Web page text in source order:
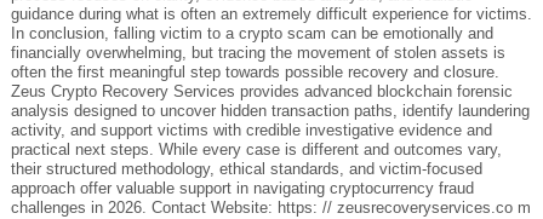
guidance during what is often an extremely difficult experience for victims.
In conclusion, falling victim to a crypto scam can be emotionally and
financially overwhelming, but tracing the movement of stolen assets is
often the first meaningful step towards possible recovery and closure.
Zeus Crypto Recovery Services provides advanced blockchain forensic
analysis designed to uncover hidden transaction paths, identify laundering
activity, and support victims with credible investigative evidence and
practical next steps. While every case is different and outcomes vary,
their structured methodology, ethical standards, and victim-focused
approach offer valuable support in navigating cryptocurrency fraud
challenges in 2026. Contact Website: https: // zeusrecoveryservices.co m